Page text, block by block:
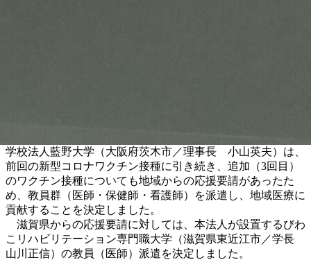
学校法人藍野大学（大阪府茨木市／理事長 小山英夫）は、
前回の新型コロナワクチン接種に引き続き、追加（3回目）
のワクチン接種についても地域からの応援要請があったた
め、教員群（医師・保健師・看護師）を派遣し、地域医療に
貢献することを決定しました。
滋賀県からの応援要請に対しては、本法人が設置するびわ
こリハビリテーション専門職大学（滋賀県東近江市／学長
山川正信）の教員（医師）派遣を決定しました。